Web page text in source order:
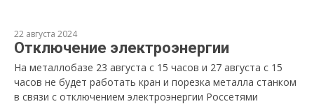
22 августа 2024
Отключение электроэнергии
На металлобазе 23 августа с 15 часов и 27 августа с 15
часов не будет работать кран и порезка металла станком
в связи с отключением электроэнергии Россетями